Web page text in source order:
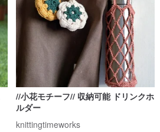
//小花モチーフ// 収納可能 ドリンクホ
ルダー
knittingtimeworks